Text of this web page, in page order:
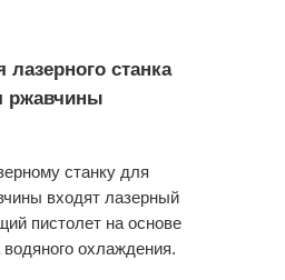
лазерного станка
ржавчины
станку для
входят лазерный
пистолет на основе
охлаждения.